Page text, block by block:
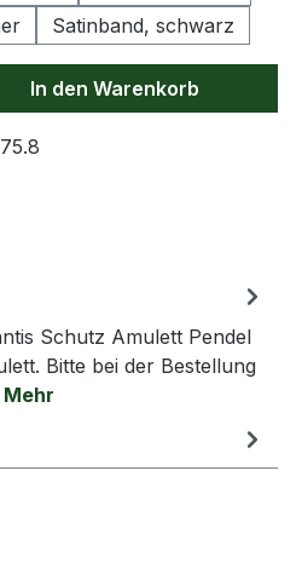
Satinband, schwarz
Gib den
In den Warenkorb
Schutz Amulett Pendel
Bitte bei der Bestellung
Mehr